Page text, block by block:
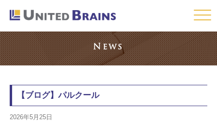
Click
News
【ブログ】パルクール
2026年5月25日